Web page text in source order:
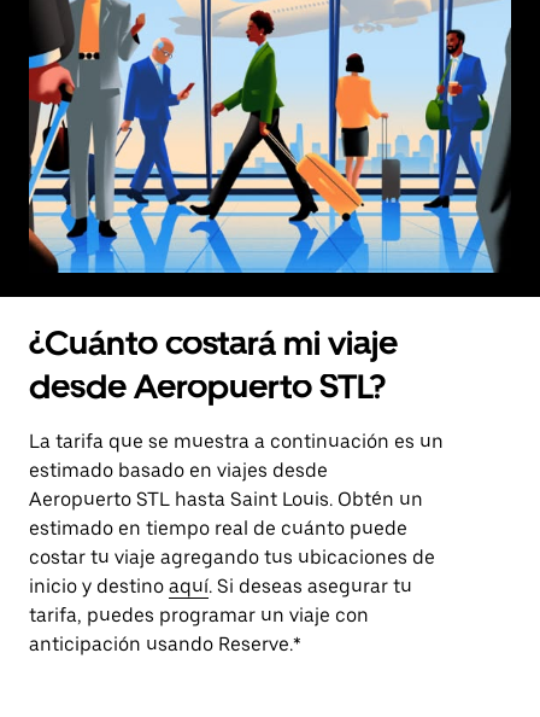
¿Cuánto costará mi viaje
desde Aeropuerto STL?
La tarifa que se muestra a continuación es un
estimado basado en viajes desde
Aeropuerto STL hasta Saint Louis. Obtén un
estimado en tiempo real de cuánto puede
costar tu viaje agregando tus ubicaciones de
inicio y destino aquí. Si deseas asegurar tu
tarifa, puedes programar un viaje con
anticipación usando Reserve.*